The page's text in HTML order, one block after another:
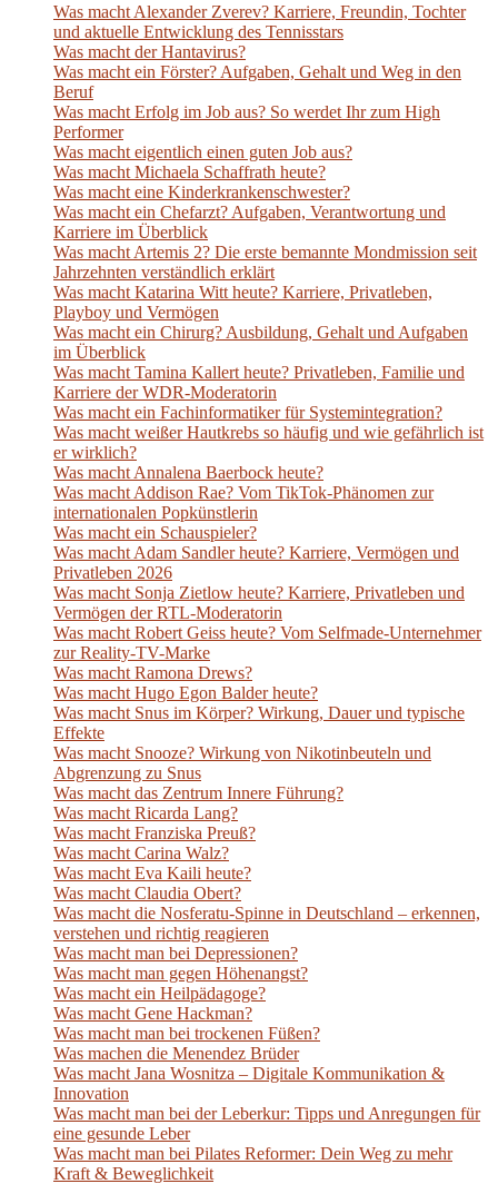
Was macht Alexander Zverev? Karriere, Freundin, Tochter
und aktuelle Entwicklung des Tennisstars
Was macht der Hantavirus?
Was macht ein Förster? Aufgaben, Gehalt und Weg in den
Beruf
Was macht Erfolg im Job aus? So werdet Ihr zum High
Performer
Was macht eigentlich einen guten Job aus?
Was macht Michaela Schaffrath heute?
Was macht eine Kinderkrankenschwester?
Was macht ein Chefarzt? Aufgaben, Verantwortung und
Karriere im Überblick
Was macht Artemis 2? Die erste bemannte Mondmission seit
Jahrzehnten verständlich erklärt
Was macht Katarina Witt heute? Karriere, Privatleben,
Playboy und Vermögen
Was macht ein Chirurg? Ausbildung, Gehalt und Aufgaben
im Überblick
Was macht Tamina Kallert heute? Privatleben, Familie und
Karriere der WDR-Moderatorin
Was macht ein Fachinformatiker für Systemintegration?
Was macht weißer Hautkrebs so häufig und wie gefährlich ist
er wirklich?
Was macht Annalena Baerbock heute?
Was macht Addison Rae? Vom TikTok-Phänomen zur
internationalen Popkünstlerin
Was macht ein Schauspieler?
Was macht Adam Sandler heute? Karriere, Vermögen und
Privatleben 2026
Was macht Sonja Zietlow heute? Karriere, Privatleben und
Vermögen der RTL-Moderatorin
Was macht Robert Geiss heute? Vom Selfmade-Unternehmer
zur Reality-TV-Marke
Was macht Ramona Drews?
Was macht Hugo Egon Balder heute?
Was macht Snus im Körper? Wirkung, Dauer und typische
Effekte
Was macht Snooze? Wirkung von Nikotinbeuteln und
Abgrenzung zu Snus
Was macht das Zentrum Innere Führung?
Was macht Ricarda Lang?
Was macht Franziska Preuß?
Was macht Carina Walz?
Was macht Eva Kaili heute?
Was macht Claudia Obert?
Was macht die Nosferatu-Spinne in Deutschland – erkennen,
verstehen und richtig reagieren
Was macht man bei Depressionen?
Was macht man gegen Höhenangst?
Was macht ein Heilpädagoge?
Was macht Gene Hackman?
Was macht man bei trockenen Füßen?
Was machen die Menendez Brüder
Was macht Jana Wosnitza – Digitale Kommunikation &
Innovation
Was macht man bei der Leberkur: Tipps und Anregungen für
eine gesunde Leber
Was macht man bei Pilates Reformer: Dein Weg zu mehr
Kraft & Beweglichkeit